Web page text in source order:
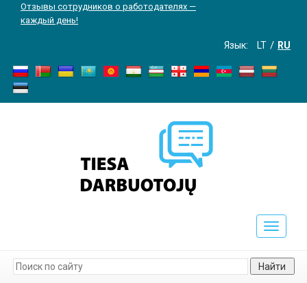
Отзывы сотрудников о работодателях —
каждый день!
Язык: LT RU
Toggle
Найти